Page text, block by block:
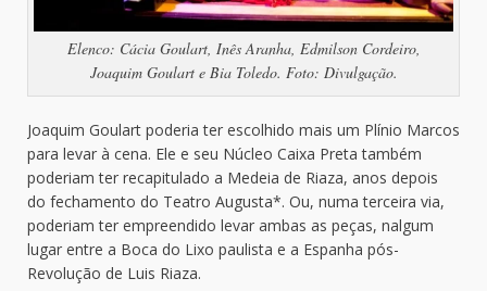
Elenco: Cácia Goulart, Inês Aranha, Edmilson Cordeiro,
Joaquim Goulart e Bia Toledo. Foto: Divulgação.
Joaquim Goulart poderia ter escolhido mais um Plínio Marcos
para levar à cena. Ele e seu Núcleo Caixa Preta também
poderiam ter recapitulado a Medeia de Riaza, anos depois
do fechamento do Teatro Augusta*. Ou, numa terceira via,
poderiam ter empreendido levar ambas as peças, nalgum
lugar entre a Boca do Lixo paulista e a Espanha pós-
Revolução de Luis Riaza.